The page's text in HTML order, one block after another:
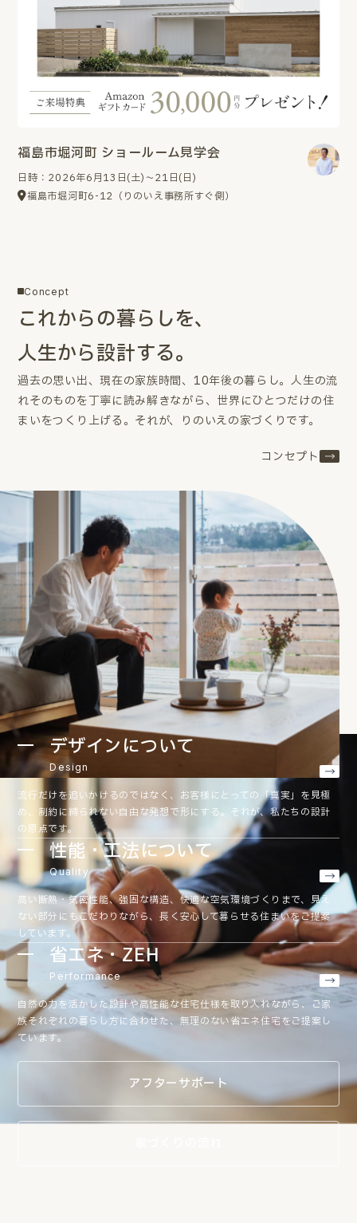
福島市堀河町 ショールーム見学会
日時：2026年6月13日(土)～21日(日)
福島市堀河町6-12（りのいえ事務所すぐ側）
Concept
これからの暮らしを、
人生から設計する。
過去の思い出、現在の家族時間、10年後の暮らし。人生の流
れそのものを丁寧に読み解きながら、世界にひとつだけの住
まいをつくり上げる。 それが、りのいえの家づくりです。
コンセプト
デザインについて
Design
流行だけを追いかけるのではなく、お客様にとっての「真実」を見極
め、制約に縛られない自由な発想で形にする。それが、私たちの設計
の原点です。
性能・工法について
Quality
高い断熱・気密性能、強固な構造、快適な空気環境づくりまで、見え
ない部分にもこだわりながら、長く安心して暮らせる住まいをご提案
しています。
省エネ・ZEH
Performance
自然の力を活かした設計や高性能な住宅仕様を取り入れながら、ご家
族それぞれの暮らし方に合わせた、無理のない省エネ住宅をご提案し
ています。
アフターサポート